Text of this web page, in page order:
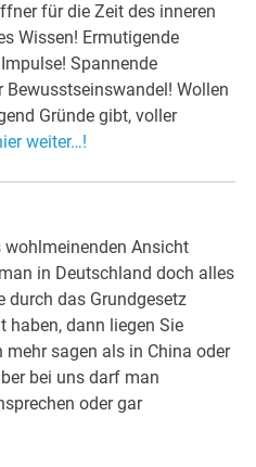
für die Zeit des inneren
Wissen! Ermutigende
Spannende
Bewusstseinswandel! Wollen
Gründe gibt, voller
weiter…!
wohlmeinenden Ansicht
in Deutschland doch alles
durch das Grundgesetz
haben, dann liegen Sie
sagen als in China oder
bei uns darf man
oder gar